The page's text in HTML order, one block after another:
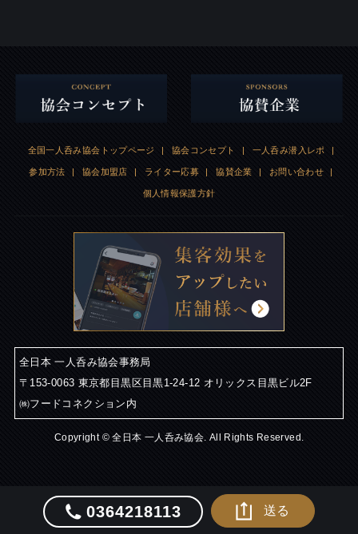
0364218113 送る
全国一人呑み協会トップページ 協会コンセプト 一人呑み潜入レポ
参加方法 協会加盟店 ライター応募 協賛企業 お問い合わせ
個人情報保護方針
全日本 一人呑み協会事務局
〒153-0063 東京都目黒区目黒1-24-12 オリックス目黒ビル2F
㈱フードコネクション内
Copyright © 全日本 一人呑み協会. All Rights Reserved.